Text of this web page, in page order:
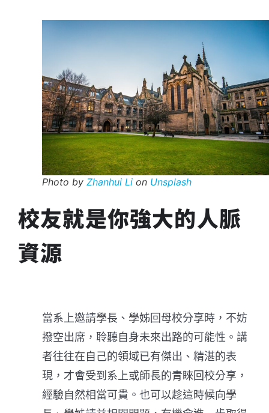
Photo by Zhanhui Li on Unsplash
校友就是你強大的人脈
資源
當系上邀請學長、學姊回母校分享時，不妨
撥空出席，聆聽自身未來出路的可能性。講
者往往在自己的領域已有傑出、精湛的表
現，才會受到系上或師長的青睞回校分享，
經驗自然相當可貴。也可以趁這時候向學